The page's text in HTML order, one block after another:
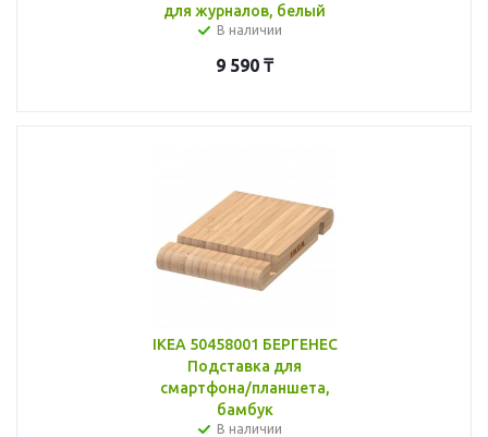
для журналов, белый
В наличии
9 590 ₸
IKEA 50458001 БЕРГЕНЕС
Подставка для
смартфона/планшета,
бамбук
В наличии